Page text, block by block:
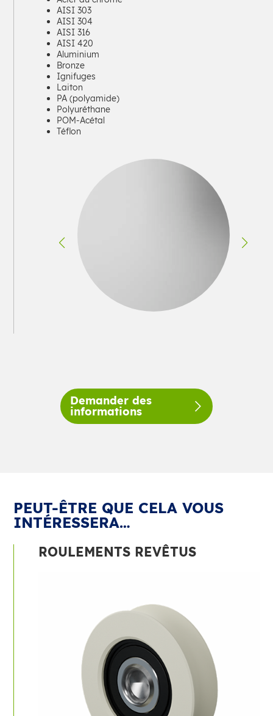
AISI 303
AISI 304
AISI 316
AISI 420
Aluminium
Bronze
Ignifuges
Laiton
PA (polyamide)
Polyuréthane
POM-Acétal
Téflon
Demander des
informations
PEUT-ÊTRE QUE CELA VOUS
INTÉRESSERA…
ROULEMENTS REVÊTUS